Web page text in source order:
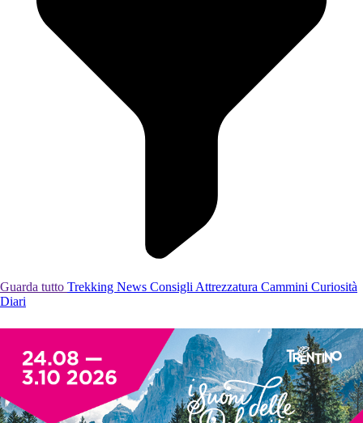
Guarda tutto Trekking News Consigli Attrezzatura Cammini Curiosità
Diari